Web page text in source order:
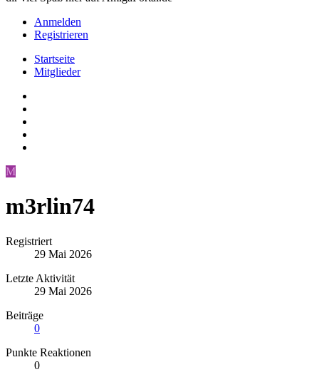
Anmelden
Registrieren
Startseite
Mitglieder
M
m3rlin74
Registriert
29 Mai 2026
Letzte Aktivität
29 Mai 2026
Beiträge
0
Punkte Reaktionen
0